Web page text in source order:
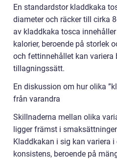
En standardstor kladdkaka
diameter och räcker till cirka
av kladdkaka tosca
kalorier, beroende på storlek
och fettinnehållet kan variera
tillagningssätt.
En diskussion om hur olika
från varandra
Skillnaderna mellan olika
ligger främst i
Kladdkakan i sig kan variera
konsistens, beroende på